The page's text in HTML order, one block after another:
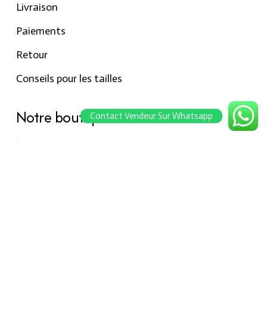
Livraison
Paiements
Retour
Conseils pour les tailles
Notre boutiqueContact Vendeur Sur Whatsapp